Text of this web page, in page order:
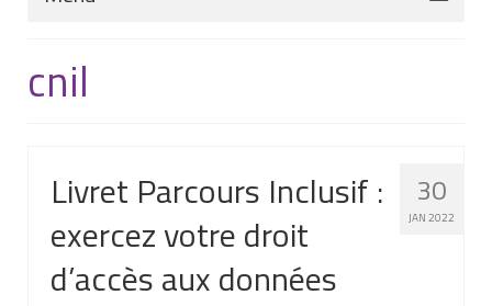
Nous connaître
Nos missions et nos valeurs
Notre équipe
Nous contacter
cnil
30
JAN 2022
Livret Parcours Inclusif :
exercez votre droit
d’accès aux données